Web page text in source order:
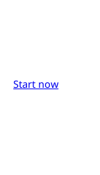
Start now